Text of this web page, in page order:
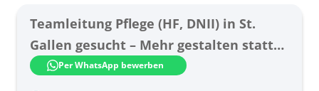
Teamleitung Pflege (HF, DNII) in St.
Gallen gesucht – Mehr gestalten statt
nur verwalten!
Per WhatsApp bewerben